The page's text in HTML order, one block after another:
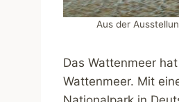
Aus der
Das Wattenmeer
Wattenmeer. Mit